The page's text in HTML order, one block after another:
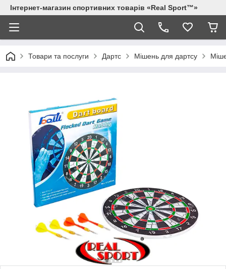
Інтернет-магазин спортивних товарів «Real Sport™»
Товари та послуги Дартс Мішень для дартсу